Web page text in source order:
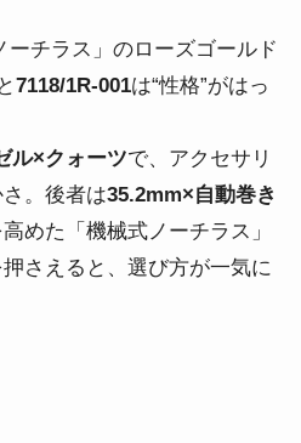
チラス」のローズゴールド
と7118/1R-001は“性格”がはっ
ル×クォーツで、アクセサリ
。後者は35.2mm×自動巻き
めた「機械式ノーチラス」
さえると、選び方が一気に